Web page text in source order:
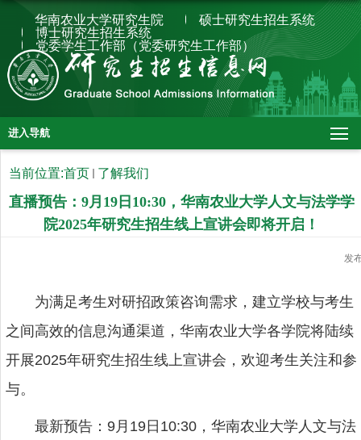
华南农业大学研究生院
硕士研究生招生系统
博士研究生招生系统
党委学生工作部（党委研究生工作部）
进入导航
当前位置:首页 了解我们
直播预告：9月19日10:30，华南农业大学人文与法学学
院2025年研究生招生线上宣讲会即将开启！
发
为满足考生对研招政策咨询需求，建立学校与考生
之间高效的信息沟通渠道，华南农业大学各学院将陆续
开展2025年研究生招生线上宣讲会，欢迎考生关注和参
与。
最新预告：9月19日10:30，华南农业大学人文与法